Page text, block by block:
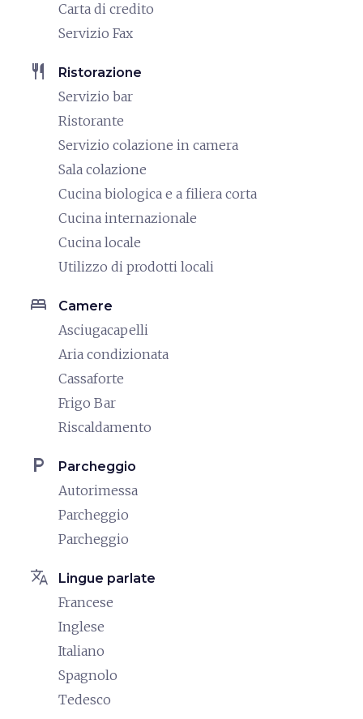
Carta di credito
Servizio Fax
restaurant Ristorazione
Servizio bar
Ristorante
Servizio colazione in camera
Sala colazione
Cucina biologica e a filiera corta
Cucina internazionale
Cucina locale
Utilizzo di prodotti locali
bed Camere
Asciugacapelli
Aria condizionata
Cassaforte
Frigo Bar
Riscaldamento
local_parking Parcheggio
Autorimessa
Parcheggio
Parcheggio
translate Lingue parlate
Francese
Inglese
Italiano
Spagnolo
Tedesco